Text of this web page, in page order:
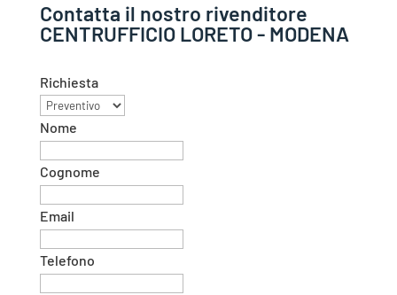
Contatta il nostro rivenditore
CENTRUFFICIO LORETO - MODENA
Richiesta
Nome
Cognome
Email
Telefono